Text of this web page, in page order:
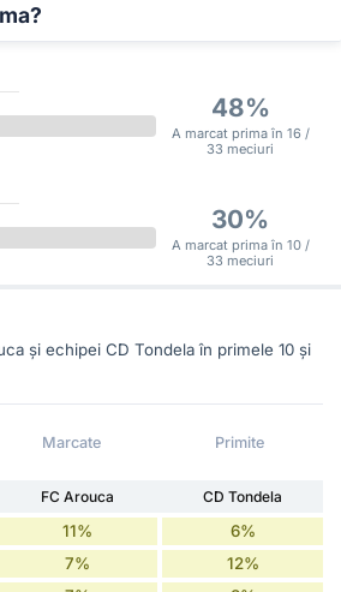
48%
A marcat prima în 16 /
33 meciuri
30%
A marcat prima în 10 /
33 meciuri
și echipei CD Tondela în primele 10 și
Marcate Primite
FC Arouca
CD Tondela
11% 6%
7% 12%